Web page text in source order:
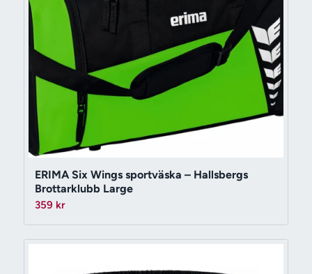
ERIMA Six Wings sportväska – Hallsbergs
Brottarklubb Large
359 kr